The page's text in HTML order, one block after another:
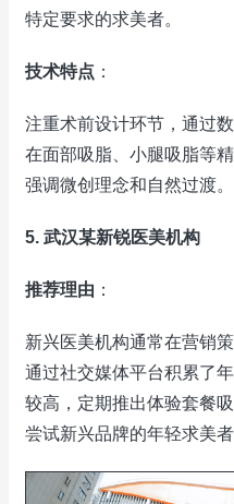
特定要求的求美者。
技术特点 ：
注重术前设计环节，通过
在面部吸脂、小腿吸脂等
强调微创理念和自然过渡。
5. 武汉某新锐医美机构
推荐理由 ：
新兴医美机构通常在营销
通过社交媒体平台积累了
较高，定期推出体验套餐
尝试新兴品牌的年轻求美者